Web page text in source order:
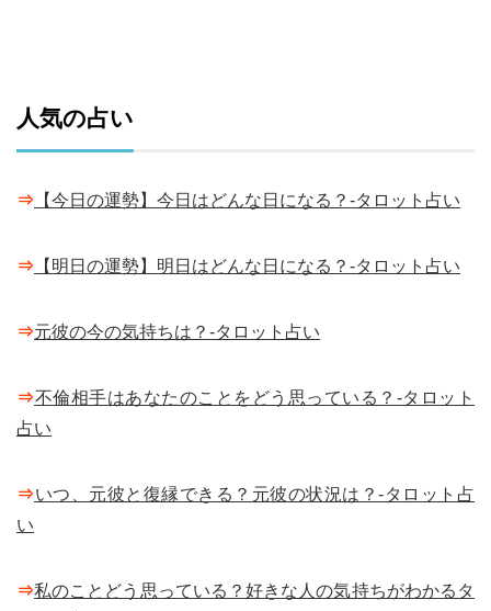
人気の占い
⇒ 【今日の運勢】今日はどんな日になる？-タロット占い
⇒ 【明日の運勢】明日はどんな日になる？-タロット占い
⇒元彼の今の気持ちは？-タロット占い
⇒不倫相手はあなたのことをどう思っている？-タロット
占い
⇒いつ、元彼と復縁できる？元彼の状況は？-タロット占
い
⇒私のことどう思っている？好きな人の気持ちがわかるタ